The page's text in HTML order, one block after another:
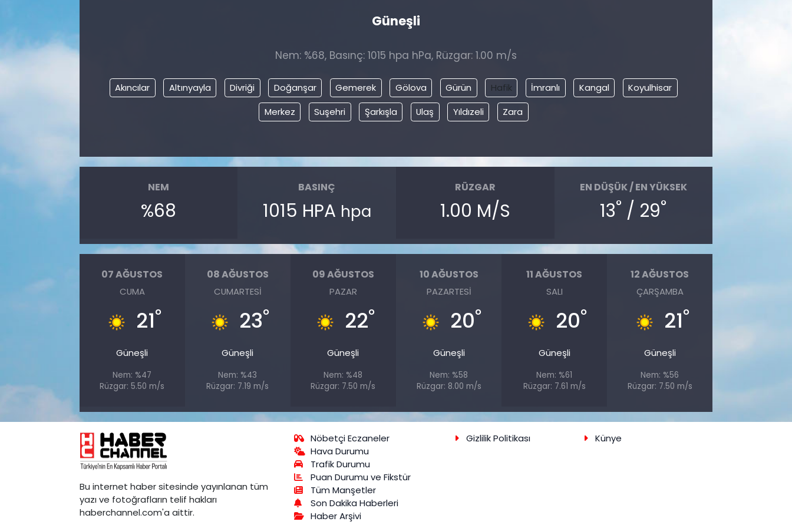
Güneşli
Nem: %68, Basınç: 1015 hpa hPa, Rüzgar: 1.00 m/s
Akıncılar Altınyayla Divriği Doğanşar Gemerek Gölova Gürün Hafik İmranlı Kangal
Koyulhisar
Merkez
Suşehri Şarkışla Ulaş Yıldızeli Zara
NEM
%68
BASINÇ
1015 HPA hpa
RÜZGAR
1.00 M/S
EN DÜŞÜK / EN YÜKSEK
13° / 29°
07 AĞUSTOS
CUMA
21°
Güneşli
Nem: %47
Rüzgar: 5.50 m/s
08 AĞUSTOS
CUMARTESI
23°
Güneşli
Nem: %43
Rüzgar: 7.19 m/s
09 AĞUSTOS
PAZAR
22°
Güneşli
Nem: %48
Rüzgar: 7.50 m/s
10 AĞUSTOS
PAZARTESI
20°
Güneşli
Nem: %58
Rüzgar: 8.00 m/s
11 AĞUSTOS
SALI
20°
Güneşli
Nem: %61
Rüzgar: 7.61 m/s
12 AĞUSTOS
ÇARŞAMBA
21°
Güneşli
Nem: %56
Rüzgar: 7.50 m/s
Bu internet haber sitesinde yayınlanan tüm
yazı ve fotoğrafların telif hakları
haberchannel.com'a aittir.
Nöbetçi Eczaneler
Hava Durumu
Trafik Durumu
Puan Durumu ve Fikstür
Tüm Manşetler
Son Dakika Haberleri
Haber Arşivi
Gizlilik Politikası Künye